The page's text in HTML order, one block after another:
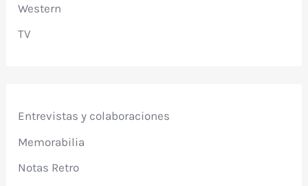
Western
TV
Entrevistas y colaboraciones
Memorabilia
Notas Retro